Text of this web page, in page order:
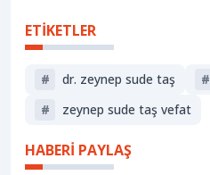
ETİKETLER
# dr. zeynep sude taş #
#
zeynep sude taş vefat
HABERİ PAYLAŞ